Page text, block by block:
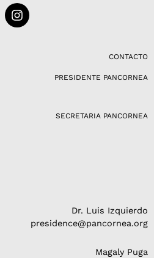
I
n
CONTACTO
PRESIDENTE PANCORNEA
SECRETARIA PANCORNEA
Dr. Luis Izquierdo
presidence@pancornea.org
Magaly Puga